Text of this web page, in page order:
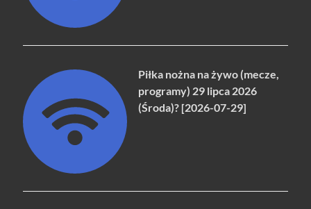
Piłka nożna na żywo (mecze,
programy) 29 lipca 2026
(Środa)? [2026-07-29]